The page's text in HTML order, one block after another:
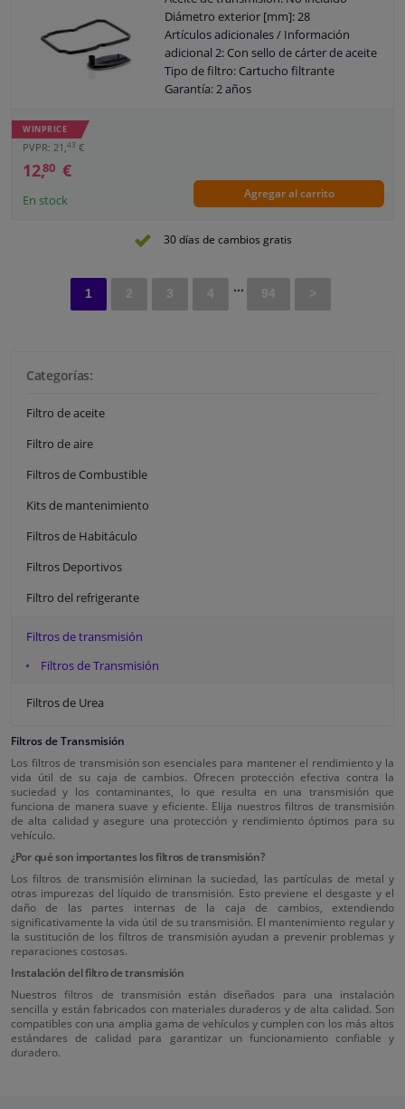
Categorías:
Filtro de aceite
Filtro de aire
Filtros de Combustible
Kits de mantenimiento
Filtros de Habitáculo
Filtros Deportivos
Filtro del refrigerante
Filtros de transmisión
Filtros de Transmisión
Filtros de Urea
Filtros de Transmisión
Los filtros de transmisión son esenciales para mantener el rendimiento y la
vida útil de su caja de cambios. Ofrecen protección efectiva contra la
suciedad y los contaminantes, lo que resulta en una transmisión que
funciona de manera suave y eficiente. Elija nuestros filtros de transmisión
de alta calidad y asegure una protección y rendimiento óptimos para su
vehículo.
¿Por qué son importantes los filtros de transmisión?
Los filtros de transmisión eliminan la suciedad, las partículas de metal y
otras impurezas del líquido de transmisión. Esto previene el desgaste y el
daño de las partes internas de la caja de cambios, extendiendo
significativamente la vida útil de su transmisión. El mantenimiento regular y
la sustitución de los filtros de transmisión ayudan a prevenir problemas y
reparaciones costosas.
Instalación del filtro de transmisión
Nuestros filtros de transmisión están diseñados para una instalación
sencilla y están fabricados con materiales duraderos y de alta calidad. Son
compatibles con una amplia gama de vehículos y cumplen con los más altos
estándares de calidad para garantizar un funcionamiento confiable y
duradero.
Diámetro exterior [mm]: 28
Artículos adicionales / Información
adicional 2: Con sello de cárter de aceite
Tipo de filtro: Cartucho filtrante
Garantía: 2 años
requiere experiencia mecánica según
IEC 60417-6183
WINPRICE
PVPR: 21, 43 €
12,80 €
En stock Agregar al carrito
30 días de cambios gratis
1 2 3 4 ... 94 >